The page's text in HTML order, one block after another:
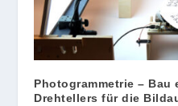
Photogrammetrie –
Drehtellers für die